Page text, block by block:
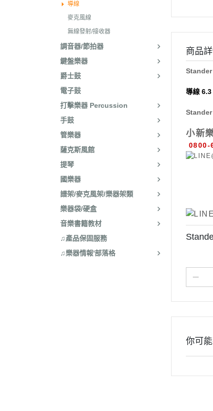
導線
麥克風線
無線發射/接收器
調音器/節拍器
鍵盤樂器
爵士鼓
電子鼓
打擊樂器 Percussion
手鼓
管樂器
薩克斯風館
提琴
國樂器
譜架/麥克風架/樂器架類
樂器袋/硬盒
音樂書籍教材
♫產品保固服務
♫樂器情報'部落格
商品
Stander
導線
Stander
小新
0800-
你可